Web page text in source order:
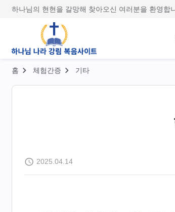
하나님의 현현을 갈망해 찾아오신 여러분을 환영합
홈 체험간증 기타
2025.04.14